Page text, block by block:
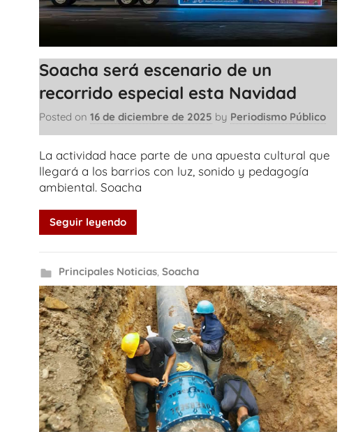
Soacha será escenario de un
recorrido especial esta Navidad
Posted on 16 de diciembre de 2025 by Periodismo Público
La actividad hace parte de una apuesta cultural que
llegará a los barrios con luz, sonido y pedagogía
ambiental. Soacha
Seguir leyendo
Principales Noticias, Soacha